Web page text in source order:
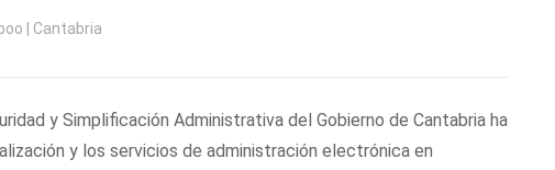
| Cantabria
y Simplificación Administrativa del Gobierno de Cantabria ha
y los servicios de administración electrónica en